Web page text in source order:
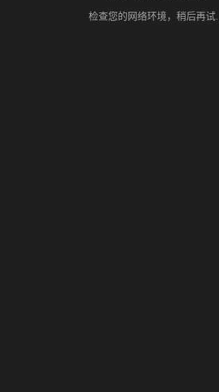
检查您的网络环境，稍后再试...